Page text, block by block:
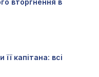
вторгнення в
капітана: всі